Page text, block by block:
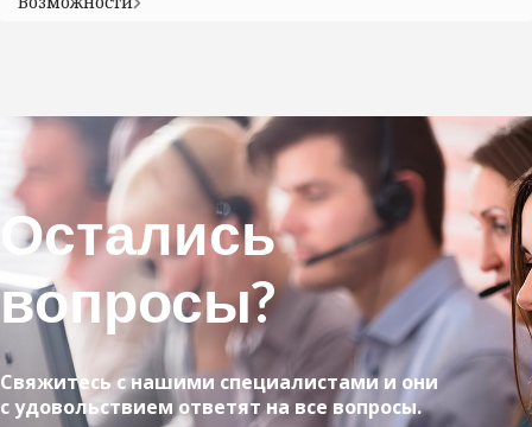
Остались
вопросы?
Свяжитесь с нашими специалистами и они
с удовольствием ответят на все вопросы.